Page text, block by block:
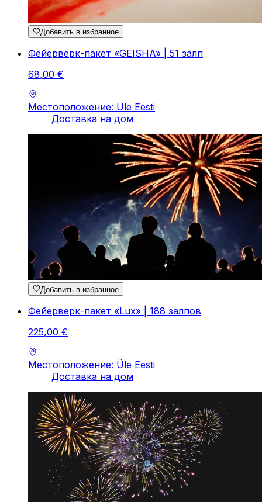
Добавить в избранное
Фейерверк-пакет «GEISHA» | 51 залп
68,00 €
Местоположение: Üle Eesti
Доставка на дом
Добавить в избранное
Фейерверк-пакет «Lux» | 188 залпов
225,00 €
Местоположение: Üle Eesti
Доставка на дом